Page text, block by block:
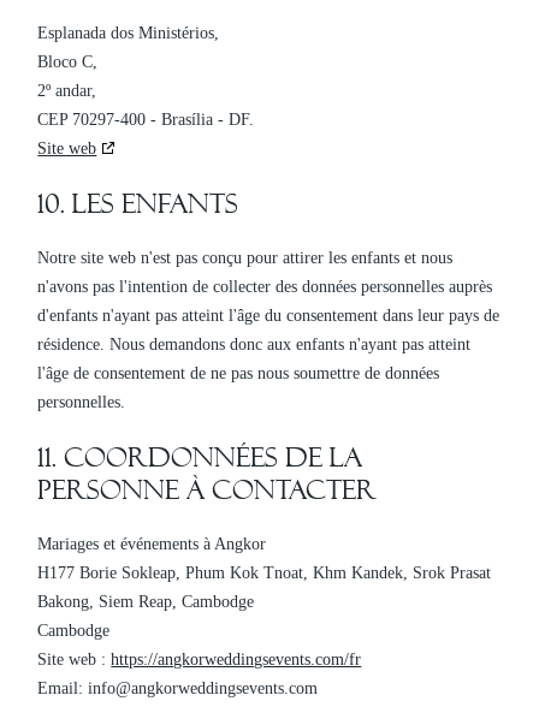
Esplanada dos Ministérios,
Bloco C,
2º andar,
CEP 70297-400 - Brasília - DF.
Site web
10. Les enfants
Notre site web n'est pas conçu pour attirer les enfants et nous
n'avons pas l'intention de collecter des données personnelles auprès
d'enfants n'ayant pas atteint l'âge du consentement dans leur pays de
résidence. Nous demandons donc aux enfants n'ayant pas atteint
l'âge de consentement de ne pas nous soumettre de données
personnelles.
11. Coordonnées de la
personne à contacter
Mariages et événements à Angkor
H177 Borie Sokleap, Phum Kok Tnoat, Khm Kandek, Srok Prasat
Bakong, Siem Reap, Cambodge
Cambodge
Site web :https://angkorweddingsevents.com/fr
Email: info@angkorweddingsevents.com